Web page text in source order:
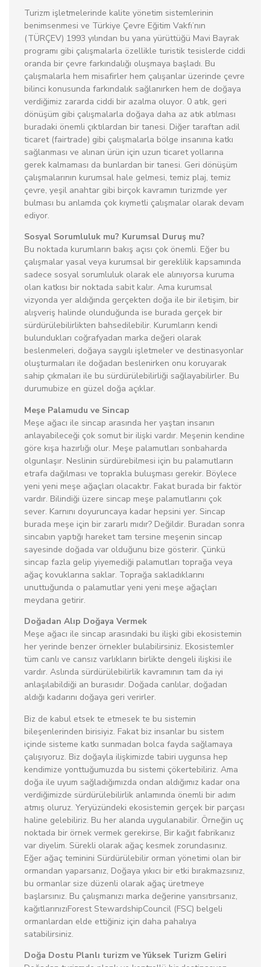
Turizm işletmelerinde kalite yönetim sistemlerinin
benimsenmesi ve Türkiye Çevre Eğitim Vakfı’nın
(TÜRÇEV) 1993 yılından bu yana yürüttüğü Mavi Bayrak
programı gibi çalışmalarla özellikle turistik tesislerde ciddi
oranda bir çevre farkındalığı oluşmaya başladı. Bu
çalışmalarla hem misafirler hem çalışanlar üzerinde çevre
bilinci konusunda farkındalık sağlanırken hem de doğaya
verdiğimiz zararda ciddi bir azalma oluyor. 0 atık, geri
dönüşüm gibi çalışmalarla doğaya daha az atık atılması
buradaki önemli çıktılardan bir tanesi. Diğer taraftan adil
ticaret (fairtrade) gibi çalışmalarla bölge insanına katkı
sağlanması ve alınan ürün için uzun ticaret yollarına
gerek kalmaması da bunlardan bir tanesi. Geri dönüşüm
çalışmalarının kurumsal hale gelmesi, temiz plaj, temiz
çevre, yeşil anahtar gibi birçok kavramın turizmde yer
bulması bu anlamda çok kıymetli çalışmalar olarak devam
ediyor.
Sosyal Sorumluluk mu? Kurumsal Duruş mu?
Bu noktada kurumların bakış açısı çok önemli. Eğer bu
çalışmalar yasal veya kurumsal bir gereklilik kapsamında
sadece sosyal sorumluluk olarak ele alınıyorsa kuruma
olan katkısı bir noktada sabit kalır. Ama kurumsal
vizyonda yer aldığında gerçekten doğa ile bir iletişim, bir
alışveriş halinde olunduğunda ise burada gerçek bir
sürdürülebilirlikten bahsedilebilir. Kurumların kendi
bulundukları coğrafyadan marka değeri olarak
beslenmeleri, doğaya saygılı işletmeler ve destinasyonlar
oluşturmaları ile doğadan beslenirken onu koruyarak
sahip çıkmaları ile bu sürdürülebilirliği sağlayabilirler. Bu
durumubize en güzel doğa açıklar.
Meşe Palamudu ve Sincap
Meşe ağacı ile sincap arasında her yaştan insanın
anlayabileceği çok somut bir ilişki vardır. Meşenin kendine
göre kışa hazırlığı olur. Meşe palamutları sonbaharda
olgunlaşır. Neslinin sürdürebilmesi için bu palamutların
etrafa dağılması ve toprakla buluşması gerekir. Böylece
yeni yeni meşe ağaçları olacaktır. Fakat burada bir faktör
vardır. Bilindiği üzere sincap meşe palamutlarını çok
sever. Karnını doyuruncaya kadar hepsini yer. Sincap
burada meşe için bir zararlı mıdır? Değildir. Buradan sonra
sincabın yaptığı hareket tam tersine meşenin sincap
sayesinde doğada var olduğunu bize gösterir. Çünkü
sincap fazla gelip yiyemediği palamutları toprağa veya
ağaç kovuklarına saklar. Toprağa sakladıklarını
unuttuğunda o palamutlar yeni yeni meşe ağaçları
meydana getirir.
Doğadan Alıp Doğaya Vermek
Meşe ağacı ile sincap arasındaki bu ilişki gibi ekosistemin
her yerinde benzer örnekler bulabilirsiniz. Ekosistemler
tüm canlı ve cansız varlıkların birlikte dengeli ilişkisi ile
vardır. Aslında sürdürülebilirlik kavramının tam da iyi
anlaşılabildiği an burasıdır. Doğada canlılar, doğadan
aldığı kadarını doğaya geri verirler.
Biz de kabul etsek te etmesek te bu sistemin
bileşenlerinden birisiyiz. Fakat biz insanlar bu sistem
içinde sisteme katkı sunmadan bolca fayda sağlamaya
çalışıyoruz. Biz doğayla ilişkimizde tabiri uygunsa hep
kendimize yonttuğumuzda bu sistemi çökertebiliriz. Ama
doğa ile uyum sağladığımızda ondan aldığımız kadar ona
verdiğimizde sürdürülebilirlik anlamında önemli bir adım
atmış oluruz. Yeryüzündeki ekosistemin gerçek bir parçası
haline gelebiliriz. Bu her alanda uygulanabilir. Örneğin uç
noktada bir örnek vermek gerekirse, Bir kağıt fabrikanız
var diyelim. Sürekli olarak ağaç kesmek zorundasınız.
Eğer ağaç teminini Sürdürülebilir orman yönetimi olan bir
ormandan yaparsanız, Doğaya yıkıcı bir etki bırakmazsınız,
bu ormanlar size düzenli olarak ağaç üretmeye
başlarsınız. Bu çalışmanızı marka değerine yansıtırsanız,
kağıtlarınızıForest StewardshipCouncil (FSC) belgeli
ormanlardan elde ettiğiniz için daha pahalıya
satabilirsiniz.
Doğa Dostu Planlı turizm ve Yüksek Turizm Geliri